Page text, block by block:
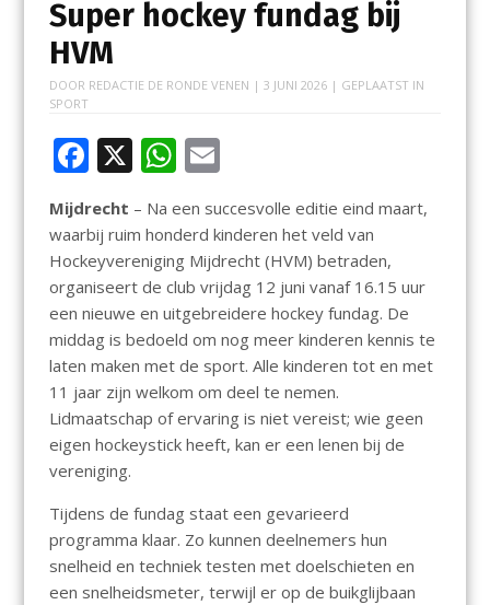
Super hockey fundag bij
HVM
DOOR REDACTIE DE RONDE VENEN | 3 JUNI 2026| GEPLAATST IN
SPORT
F
ac
e
b
o
o
k
X W
at
s
A
p
p
E
ai
l
Mijdrecht – Na een succesvolle editie eind maart,
waarbij ruim honderd kinderen het veld van
Hockeyvereniging Mijdrecht (HVM) betraden,
organiseert de club vrijdag 12 juni vanaf 16.15 uur
een nieuwe en uitgebreidere hockey fundag. De
middag is bedoeld om nog meer kinderen kennis te
laten maken met de sport. Alle kinderen tot en met
11 jaar zijn welkom om deel te nemen.
Lidmaatschap of ervaring is niet vereist; wie geen
eigen hockeystick heeft, kan er een lenen bij de
vereniging.
Tijdens de fundag staat een gevarieerd
programma klaar. Zo kunnen deelnemers hun
snelheid en techniek testen met doelschieten en
een snelheidsmeter, terwijl er op de buikglijbaan